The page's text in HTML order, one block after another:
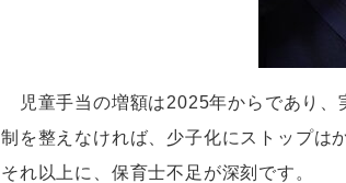
児童手当の増額は2025年からであり、
制を整えなければ、少子化にストップは
それ以上に、保育士不足が深刻です。